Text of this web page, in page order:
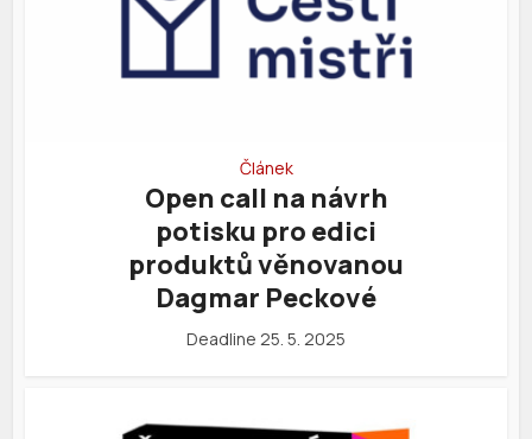
Článek
Open call na návrh
potisku pro edici
produktů věnovanou
Dagmar Peckové
Deadline 25. 5. 2025